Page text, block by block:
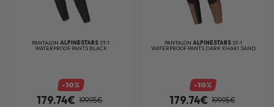
PANTALON ALPINESTARS ST-1
WATERPROOF PANTS BLACK
-10%
179.74€ 199.95€
PANTALON ALPINESTARS ST-1
WATERPROOF PANTS DARK KHAKI SAND
-10%
179.74€ 199.95€